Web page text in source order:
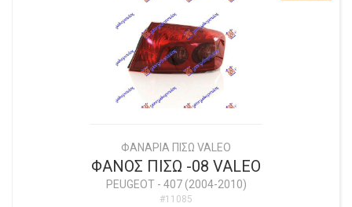
ΦΑΝΑΡΙΑ ΠΙΣΩ VALEO
ΦΑΝΟΣ ΠΙΣΩ -08 VALEO
PEUGEOT- 407 (2004-2010)
#11085